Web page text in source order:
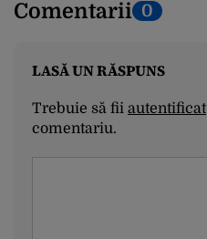
Comentarii 0
LASĂ UN RĂSPUNS
Trebuie să fii autentificat
comentariu.